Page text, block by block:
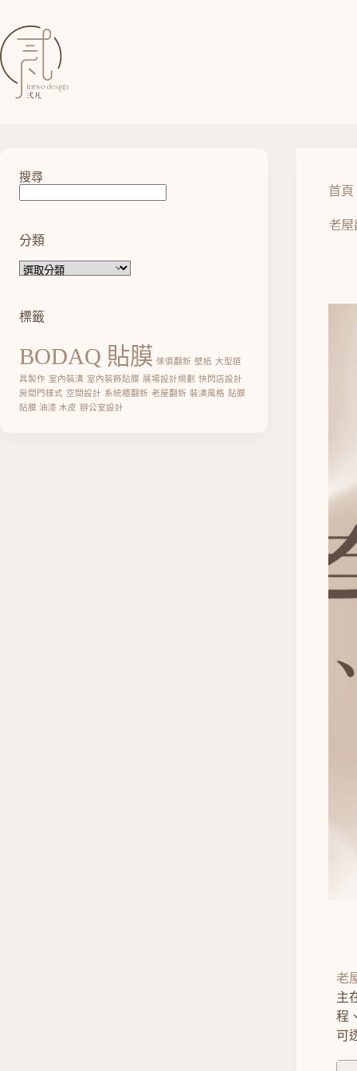
首頁
老
老
主
程
可
搜尋
分類
標籤
BODAQ 貼膜 傢俱翻新 壁紙 大型道
具製作 室內裝潢 室內裝飾貼膜 展場設計規劃
快閃店設計
房間門樣式 空間設計 系統櫃翻新 老屋翻新 裝潢風格 貼膜
貼膜 油漆 木皮 辦公室設計